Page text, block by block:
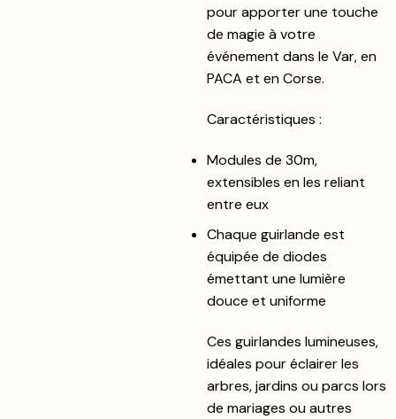
pour apporter une touche
de magie à votre
événement dans le Var, en
PACA et en Corse.
Caractéristiques :
Modules de 30m,
extensibles en les reliant
entre eux
Chaque guirlande est
équipée de diodes
émettant une lumière
douce et uniforme
Ces guirlandes lumineuses,
idéales pour éclairer les
arbres, jardins ou parcs lors
de mariages ou autres